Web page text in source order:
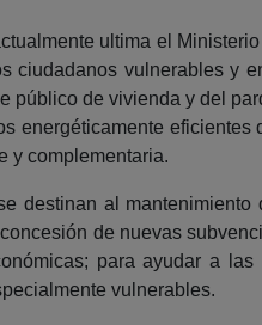
ultima el
vulnerables y
público de vivienda y del
energéticamente
y complementaria.
destinan al
de nuevas
para ayudar a
vulnerables.